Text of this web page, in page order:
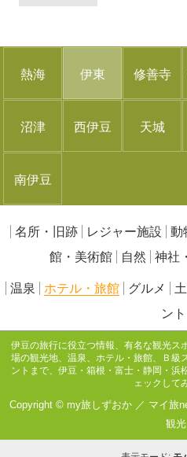
熱海 伊東 修善寺
沼津 西伊豆 天城
南伊豆
名所・旧跡 レジャー施設 動
館・美術館
自然 神社
温泉 ホテル・旅館 グルメ
ント
伊豆の旅行に役立つ情報、有名な観光ス
場の観光地、温泉、ホテル・旅館、Ｂ級
ントまで、伊豆・箱根・富士・静岡・浜
ェックして
Copyright © my旅しずおか ／ マイ旅
観光